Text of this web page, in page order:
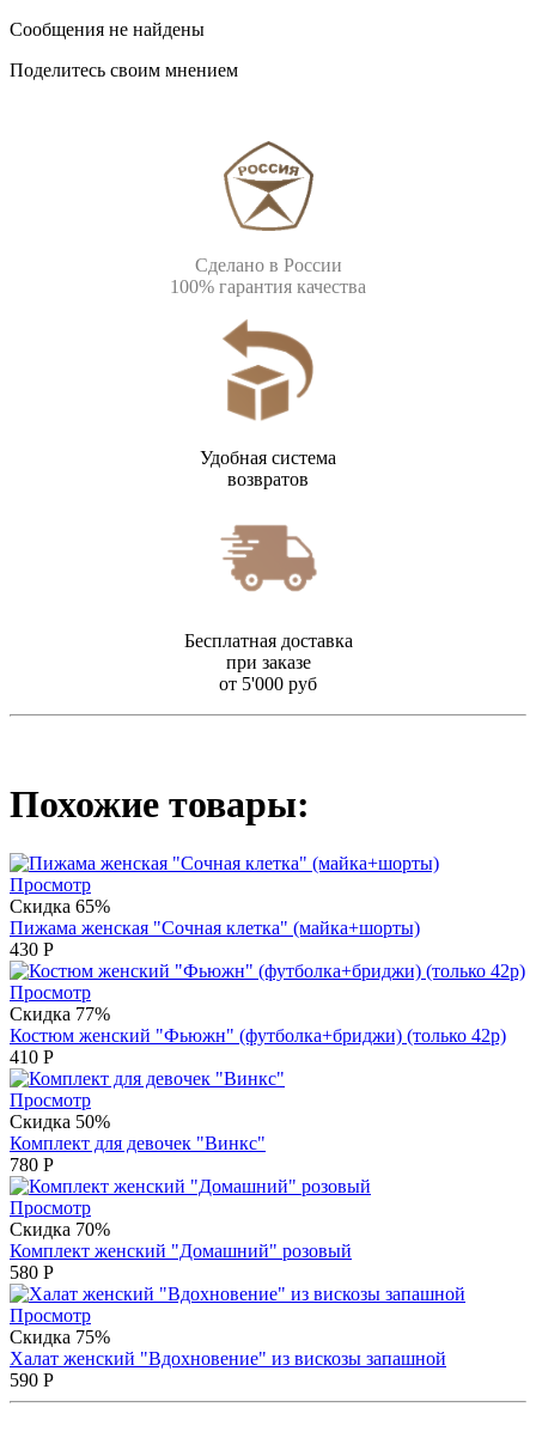
Сообщения не найдены
Поделитесь своим мнением
Сделано в России
100% гарантия качества
Удобная система
возвратов
Бесплатная доставка
при заказе
от 5'000 руб
Похожие товары:
Просмотр
Скидка 65%
Пижама женская "Сочная клетка" (майка+шорты)
430 Р
Просмотр
Скидка 77%
Костюм женский "Фьюжн" (футболка+бриджи) (только 42р)
410 Р
Просмотр
Скидка 50%
Комплект для девочек "Винкс"
780 Р
Просмотр
Скидка 70%
Комплект женский "Домашний" розовый
580 Р
Просмотр
Скидка 75%
Халат женский "Вдохновение" из вискозы запашной
590 Р